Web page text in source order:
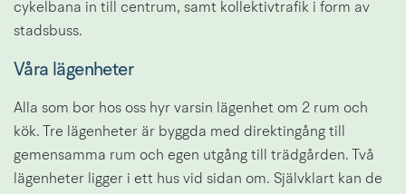
cykelbana in till centrum, samt kollektivtrafik i form av
stadsbuss.
Våra lägenheter
Alla som bor hos oss hyr varsin lägenhet om 2 rum och
kök. Tre lägenheter är byggda med direktingång till
gemensamma rum och egen utgång till trädgården. Två
lägenheter ligger i ett hus vid sidan om. Självklart kan de